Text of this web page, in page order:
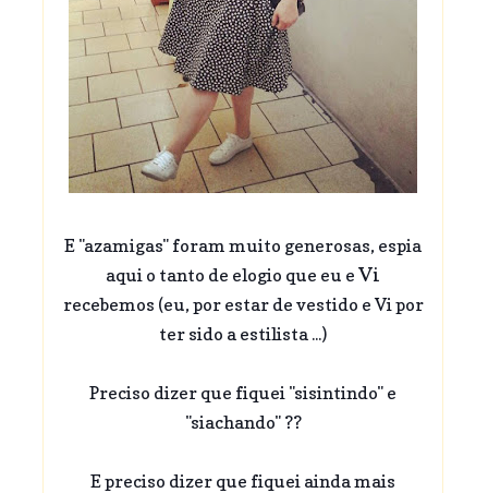
E "azamigas" foram muito generosas, espia
aqui o tanto de elogio que eu e Vi
recebemos (eu, por estar de vestido e Vi por
ter sido a estilista ...)
Preciso dizer que fiquei "sisintindo" e
"siachando" ??
E preciso dizer que fiquei ainda mais